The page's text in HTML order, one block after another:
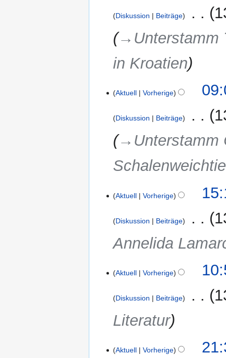
Diskussion Beiträge
→‎Unterstamm
in Kroatien
Aktuell Vorherige
Diskussion Beiträge
→‎Unterstamm
JuniAktuell Vorherige
Diskussion Beiträge
Annelida
JuniAktuell Vorherige
Diskussion Beiträge
Literatur
JuniAktuell Vorherige